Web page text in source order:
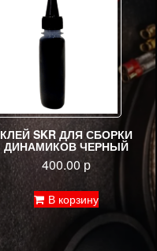
КЛЕЙ SKR ДЛЯ СБОРКИ
ДИНАМИКОВ ЧЕРНЫЙ
400.00р
В корзину